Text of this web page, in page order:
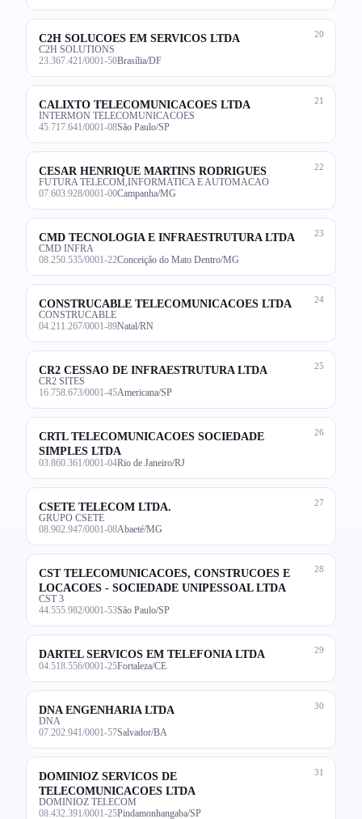
20
C2H SOLUCOES EM SERVICOS LTDA
C2H SOLUTIONS
23.367.421/0001-50Brasília/DF
21
CALIXTO TELECOMUNICACOES LTDA
INTERMON TELECOMUNICACOES
45.717.641/0001-08São Paulo/SP
22
CESAR HENRIQUE MARTINS RODRIGUES
FUTURA TELECOM,INFORMATICA E AUTOMACAO
07.603.928/0001-00Campanha/MG
23
CMD TECNOLOGIA E INFRAESTRUTURA LTDA
CMD INFRA
08.250.535/0001-22Conceição do Mato Dentro/MG
24
CONSTRUCABLE TELECOMUNICACOES LTDA
CONSTRUCABLE
04.211.267/0001-89Natal/RN
25
CR2 CESSAO DE INFRAESTRUTURA LTDA
CR2 SITES
16.758.673/0001-45Americana/SP
26
CRTL TELECOMUNICACOES SOCIEDADE
SIMPLES LTDA
03.860.361/0001-04Rio de Janeiro/RJ
27
CSETE TELECOM LTDA.
GRUPO CSETE
08.902.947/0001-08Abaeté/MG
28
CST TELECOMUNICACOES, CONSTRUCOES E
LOCACOES - SOCIEDADE UNIPESSOAL LTDA
CST 3
44.555.982/0001-53São Paulo/SP
29
DARTEL SERVICOS EM TELEFONIA LTDA
04.518.556/0001-25Fortaleza/CE
30
DNA ENGENHARIA LTDA
DNA
07.202.941/0001-57Salvador/BA
31
DOMINIOZ SERVICOS DE
TELECOMUNICACOES LTDA
DOMINIOZ TELECOM
08.432.391/0001-25Pindamonhangaba/SP